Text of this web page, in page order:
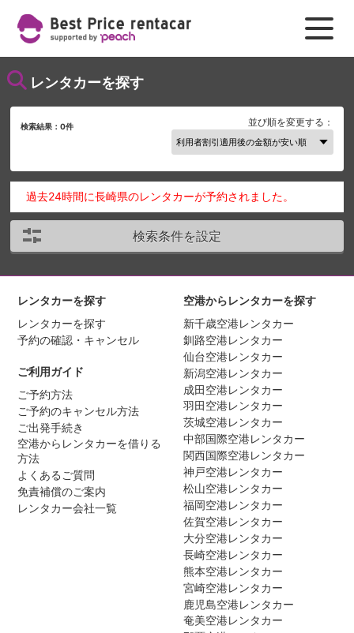
レンタカーを探す
検索結果：0件 並び順を変更する：
過去24時間に長崎県のレンタカーが予約されました。
検索条件を設定
レンタカーを探す
レンタカーを探す
予約の確認・キャンセル
ご利用ガイド
ご予約方法
ご予約のキャンセル方法
ご出発手続き
空港からレンタカーを借りる
方法
よくあるご質問
免責補償のご案内
レンタカー会社一覧
空港からレンタカーを探す
新千歳空港レンタカー
釧路空港レンタカー
仙台空港レンタカー
新潟空港レンタカー
成田空港レンタカー
羽田空港レンタカー
茨城空港レンタカー
中部国際空港レンタカー
関西国際空港レンタカー
神戸空港レンタカー
松山空港レンタカー
福岡空港レンタカー
佐賀空港レンタカー
大分空港レンタカー
長崎空港レンタカー
熊本空港レンタカー
宮崎空港レンタカー
鹿児島空港レンタカー
奄美空港レンタカー